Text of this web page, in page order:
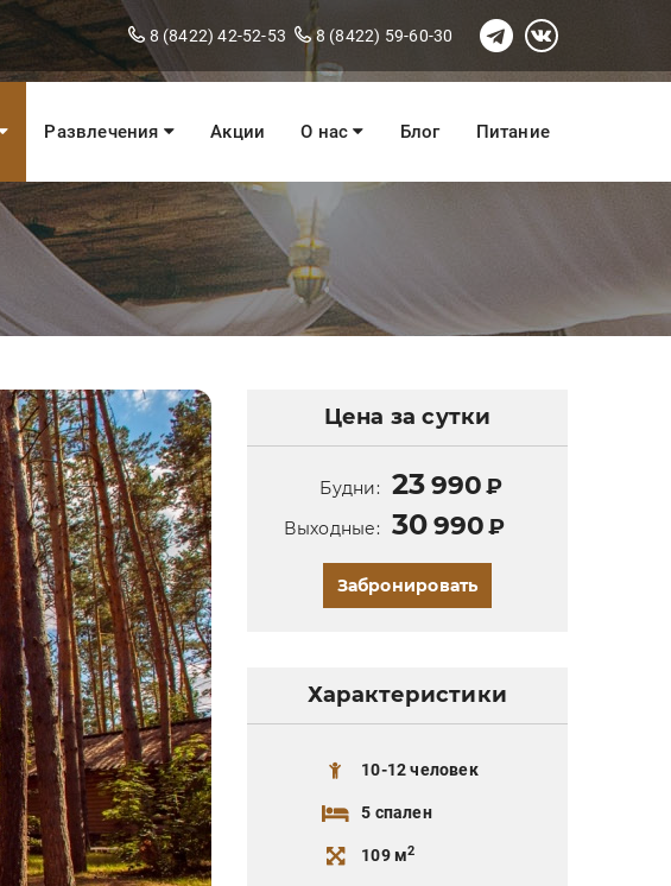
8 (8422) 42-52-53 8 (8422) 59-60-30
Развлечения Акции О нас Блог Питание
Цена за сутки
Будни: 23990 ₽
Выходные: 30990 ₽
Забронировать
Характеристики
10-12 человек
5 спален
109 м2